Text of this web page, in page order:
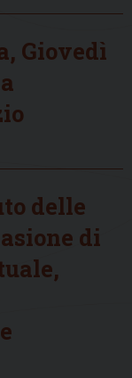
Giovedì
delle
di